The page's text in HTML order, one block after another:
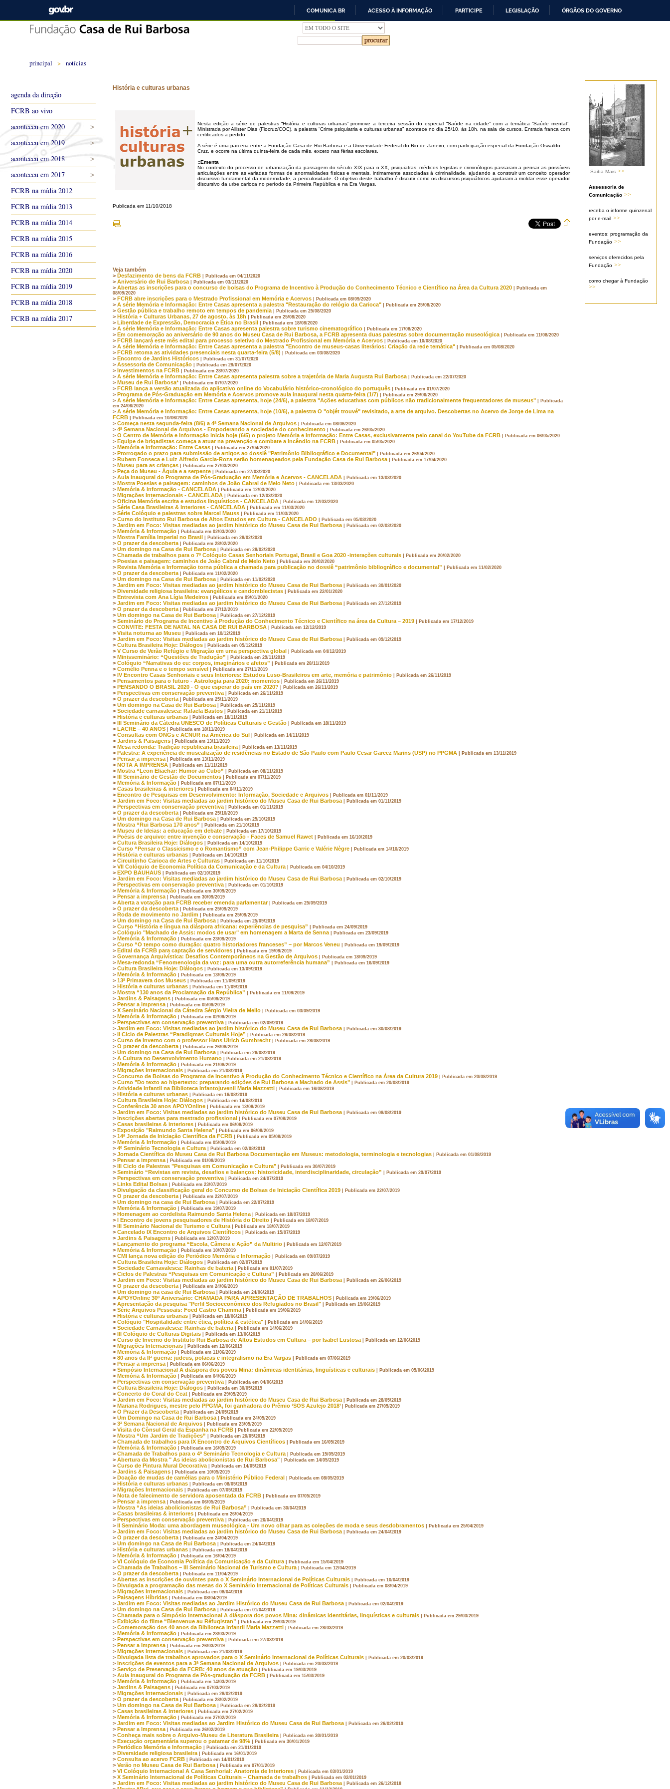
IR
PARA
O
CONTEÚDO
COMUNICA BR ACESSO À INFORMAÇÃO PARTICIPE LEGISLAÇÃO ÓRGÃOS DO GOVERNO
principal > notícias
Saiba Mais >>
Assessoria de
Comunicação >>
receba o informe quinzenal
por e-mail >>
eventos: programação da
Fundação >>
serviços oferecidos pela
Fundação >>
como chegar à Fundação
>>
História e culturas urbanas
Nesta edição a série de palestras “História e culturas urbanas” promove a terceira sessão do especial “Saúde na cidade” com a temática “Saúde mental”.
Ministrada por Allister Dias (Fiocruz/COC), a palestra “Crime psiquiatria e culturas urbanas” acontece no dia 25/10, às 18h, na sala de cursos. Entrada franca com
certificados a pedido.
A série é uma parceria entre a Fundação Casa de Rui Barbosa e a Universidade Federal do Rio de Janeiro, com participação especial da Fundação Oswaldo
Cruz, e ocorre na última quinta-feira de cada mês, exceto nas férias escolares.
::Ementa
No contexto do processo de urbanização da passagem do século XIX para o XX, psiquiatras, médicos legistas e criminólogos passaram a pensar as possíveis
articulações entre as variadas formas de anormalidades físicas e mentais, intimamente associadas à criminalidade, ajudando a construir um conceito operador
discursivo fundamental da modernidade, a periculosidade. O objetivo deste trabalho é discutir como os discursos psiquiátricos ajudaram a moldar esse operador
discursivo da urbe carioca no período da Primeira República e na Era Vargas.
Publicada em 11/10/2018
Veja também
> Desfazimento de bens da FCRB | Publicada em 04/11/2020
> Aniversário de Rui Barbosa | Publicada em 03/11/2020
> Abertas as inscrições para o concurso de bolsas do Programa de Incentivo à Produção do Conhecimento Técnico e Científico na Área da Cultura 2020
| Publicada em
08/09/2020
> FCRB abre inscrições para o Mestrado Profissional em Memória e Acervos | Publicada em 08/09/2020
> A série Memória e Informação: Entre Casas apresenta a palestra "Restauração do relógio da Carioca" | Publicada em 25/08/2020
> Gestão pública e trabalho remoto em tempos de pandemia | Publicada em 25/08/2020
> História + Culturas Urbanas, 27 de agosto, às 18h | Publicada em 25/08/2020
> Liberdade de Expressão, Democracia e Ética no Brasil | Publicada em 18/08/2020
> A série Memória e Informação: Entre Casas apresenta palestra sobre turismo cinematográfico | Publicada em 17/08/2020
> Em comemoração ao aniversário de 90 anos do Museu Casa de Rui Barbosa, a FCRB apresenta duas palestras sobre documentação museológica | Publicada em 11/08/2020
> FCRB lançará este mês edital para processo seletivo do Mestrado Profissional em Memória e Acervos | Publicada em 10/08/2020
> A série Memória e Informação: Entre Casas apresenta a palestra "Encontro de museus-casas literários: Criação da rede temática" | Publicada em 05/08/2020
> FCRB retoma as atividades presenciais nesta quarta-feira (5/8) | Publicada em 03/08/2020
> Encontro de Jardins Históricos | Publicada em 31/07/2020
> Assessoria de Comunicação | Publicada em 29/07/2020
> Investimentos na FCRB | Publicada em 28/07/2020
> A série Memória e Informação: Entre Casas apresenta palestra sobre a trajetória de Maria Augusta Rui Barbosa | Publicada em 22/07/2020
> Museu de Rui Barbosa* | Publicada em 07/07/2020
> FCRB lança a versão atualizada do aplicativo online do Vocabulário histórico-cronológico do português | Publicada em 01/07/2020
> Programa de Pós-Graduação em Memória e Acervos promove aula inaugural nesta quarta-feira (1/7) | Publicada em 29/06/2020
> A série Memória e Informação: Entre Casas apresenta, hoje (24/6), a palestra "Ações educativas com públicos não tradicionalmente frequentadores de museus"
| Publicada
em 24/06/2020
> A série Memória e Informação: Entre Casas apresenta, hoje (10/6), a palestra O "objét trouvé" revisitado, a arte de arquivo. Descobertas no Acervo de Jorge de Lima na
FCRB
| Publicada em 10/06/2020
> Começa nesta segunda-feira (8/6) a 4ª Semana Nacional de Arquivos | Publicada em 08/06/2020
> 4ª Semana Nacional de Arquivos - Empoderando a sociedade do conhecimento | Publicada em 26/05/2020
> O Centro de Memória e Informação inicia hoje (6/5) o projeto Memória e Informação: Entre Casas, exclusivamente pelo canal do YouTube da FCRB | Publicada em 06/05/2020
> Equipe de brigadistas começa a atuar na prevenção e combate a incêndio na FCRB | Publicada em 05/05/2020
> Memória e Informação: Entre Casas | Publicada em 27/04/2020
> Prorrogado o prazo para submissão de artigos ao dossiê "Patrimônio Bibliográfico e Documental" | Publicada em 26/04/2020
> Rubem Fonseca e Luiz Alfredo Garcia-Roza serão homenageados pela Fundação Casa de Rui Barbosa | Publicada em 17/04/2020
> Museu para as crianças | Publicada em 27/03/2020
> Peça do Museu - Águia e a serpente | Publicada em 27/03/2020
> Aula inaugural do Programa de Pós-Graduação em Memória e Acervos - CANCELADA | Publicada em 13/03/2020
> Mostra Poesias e paisagem: caminhos de João Cabral de Melo Neto | Publicada em 13/03/2020
> Memória & informação - CANCELADA | Publicada em 12/03/2020
> Migrações Internacionais - CANCELADA | Publicada em 12/03/2020
> Oficina Memória escrita e estudos linguísticos - CANCELADA | Publicada em 12/03/2020
> Série Casa Brasileiras & Interiores - CANCELADA | Publicada em 11/03/2020
> Série Colóquio e palestras sobre Marcel Mauss | Publicada em 11/03/2020
> Curso do Instituto Rui Barbosa de Altos Estudos em Cultura - CANCELADO | Publicada em 05/03/2020
> Jardim em Foco: Visitas mediadas ao jardim histórico do Museu Casa de Rui Barbosa | Publicada em 02/03/2020
> Memória & Informação | Publicada em 02/03/2020
> Mostra Família Imperial no Brasil | Publicada em 28/02/2020
> O prazer da descoberta | Publicada em 28/02/2020
> Um domingo na Casa de Rui Barbosa | Publicada em 28/02/2020
> Chamada de trabalhos para o 7º Colóquio Casas Senhoriais Portugal, Brasil e Goa 2020 -interações culturais | Publicada em 20/02/2020
> Poesias e paisagem: caminhos de João Cabral de Melo Neto | Publicada em 20/02/2020
> Revista Memória e Informação torna pública a chamada para publicação no dossiê “patrimônio bibliográfico e documental” | Publicada em 11/02/2020
> O prazer da descoberta | Publicada em 11/02/2020
> Um domingo na Casa de Rui Barbosa | Publicada em 11/02/2020
> Jardim em Foco: Visitas mediadas ao jardim histórico do Museu Casa de Rui Barbosa | Publicada em 30/01/2020
> Diversidade religiosa brasileira: evangélicos e candomblecistas | Publicada em 22/01/2020
> Entrevista com Ana Lígia Medeiros | Publicada em 09/01/2020
> Jardim em Foco: Visitas mediadas ao jardim histórico do Museu Casa de Rui Barbosa | Publicada em 27/12/2019
> O prazer da descoberta | Publicada em 27/12/2019
> Um domingo na Casa de Rui Barbosa | Publicada em 27/12/2019
> Seminário do Programa de Incentivo à Produção do Conhecimento Técnico e Científico na área da Cultura – 2019 | Publicada em 17/12/2019
> CONVITE: FESTA DE NATAL NA CASA DE RUI BARBOSA | Publicada em 12/12/2019
> Visita noturna ao Museu | Publicada em 10/12/2019
> Jardim em Foco: Visitas mediadas ao jardim histórico do Museu Casa de Rui Barbosa | Publicada em 09/12/2019
> Cultura Brasileira Hoje: Diálogos | Publicada em 05/12/2019
> V Curso de Verão Refúgio e Migração em uma perspectiva global | Publicada em 04/12/2019
> Minisseminário: “Questões de Tradução” | Publicada em 29/11/2019
> Colóquio “Narrativas do eu: corpos, imaginários e afetos” | Publicada em 28/11/2019
> Cornélio Penna e o tempo sensível | Publicada em 27/11/2019
> IV Encontro Casas Senhoriais e seus Interiores: Estudos Luso-Brasileiros em arte, memória e patrimônio | Publicada em 26/11/2019
> Pensamentos para o futuro - Astrologia para 2020: momentos | Publicada em 26/11/2019
> PENSANDO O BRASIL 2020 - O que esperar do país em 2020? | Publicada em 26/11/2019
> Perspectivas em conservação preventiva | Publicada em 26/11/2019
> O prazer da descoberta | Publicada em 25/11/2019
> Um domingo na Casa de Rui Barbosa | Publicada em 25/11/2019
> Sociedade carnavalesca: Rafaela Bastos | Publicada em 21/11/2019
> História e culturas urbanas | Publicada em 18/11/2019
> III Seminário da Cátedra UNESCO de Políticas Culturais e Gestão | Publicada em 18/11/2019
> LACRE – 40 ANOS | Publicada em 18/11/2019
> Consultas com ONGs e ACNUR na América do Sul | Publicada em 14/11/2019
> Jardins & Paisagens | Publicada em 13/11/2019
> Mesa redonda: Tradição republicana brasileira | Publicada em 13/11/2019
> Palestra: A experiência de musealização de residências no Estado de São Paulo com Paulo Cesar Garcez Marins (USP) no PPGMA | Publicada em 13/11/2019
> Pensar a imprensa | Publicada em 13/11/2019
> NOTA À IMPRENSA | Publicada em 11/11/2019
> Mostra “Leon Eliachar: Humor ao Cubo” | Publicada em 08/11/2019
> III Seminário de Gestão de Documentos | Publicada em 07/11/2019
> Memória & Informação | Publicada em 07/11/2019
> Casas brasileiras & interiores | Publicada em 04/11/2019
> Encontro de Pesquisas em Desenvolvimento: Informação, Sociedade e Arquivos | Publicada em 01/11/2019
> Jardim em Foco: Visitas mediadas ao jardim histórico do Museu Casa de Rui Barbosa | Publicada em 01/11/2019
> Perspectivas em conservação preventiva | Publicada em 01/11/2019
> O prazer da descoberta | Publicada em 25/10/2019
> Um domingo na Casa de Rui Barbosa | Publicada em 25/10/2019
> Mostra “Rui Barbosa 170 anos” | Publicada em 21/10/2019
> Museu de Ideias: a educação em debate | Publicada em 17/10/2019
> Poésis de arquivo: entre invenção e conservação - Faces de Samuel Rawet | Publicada em 16/10/2019
> Cultura Brasileira Hoje: Diálogos | Publicada em 14/10/2019
> Curso “Pensar o Classicismo e o Romantismo” com Jean-Philippe Garric e Valérie Nègre | Publicada em 14/10/2019
> História e culturas urbanas | Publicada em 14/10/2019
> Circuitinho Carioca de Artes e Culturas | Publicada em 11/10/2019
> VII Colóquio de Economia Política da Comunicação e da Cultura | Publicada em 04/10/2019
> EXPO BAUHAUS | Publicada em 02/10/2019
> Jardim em Foco: Visitas mediadas ao jardim histórico do Museu Casa de Rui Barbosa | Publicada em 02/10/2019
> Perspectivas em conservação preventiva | Publicada em 01/10/2019
> Memória & Informação | Publicada em 30/09/2019
> Pensar a imprensa | Publicada em 30/09/2019
> Aberta a votação para FCRB receber emenda parlamentar | Publicada em 25/09/2019
> O prazer da descoberta | Publicada em 25/09/2019
> Roda de movimento no Jardim | Publicada em 25/09/2019
> Um domingo na Casa de Rui Barbosa | Publicada em 25/09/2019
> Curso “História e língua na diáspora africana: experiências de pesquisa” | Publicada em 24/09/2019
> Colóquio "Machado de Assis: modos de usar" em homenagem a Marta de Senna | Publicada em 23/09/2019
> Memória & Informação | Publicada em 23/09/2019
> Curso “O tempo como duração: quatro historiadores franceses” – por Marcos Veneu | Publicada em 19/09/2019
> Edital da FCRB para captação de servidores | Publicada em 19/09/2019
> Governança Arquivística: Desafios Contemporâneos na Gestão de Arquivos | Publicada em 18/09/2019
> Mesa-redonda “Fenomenologia da voz: para uma outra autorreferência humana” | Publicada em 16/09/2019
> Cultura Brasileira Hoje: Diálogos | Publicada em 13/09/2019
> Memória & Informação | Publicada em 13/09/2019
> 13ª Primavera dos Museus | Publicada em 11/09/2019
> História e culturas urbanas | Publicada em 11/09/2019
> Mostra “130 anos da Proclamação da República” | Publicada em 11/09/2019
> Jardins & Paisagens | Publicada em 05/09/2019
> Pensar a imprensa | Publicada em 05/09/2019
> X Seminário Nacional da Cátedra Sérgio Vieira de Mello | Publicada em 03/09/2019
> Memória & Informação | Publicada em 02/09/2019
> Perspectivas em conservação preventiva | Publicada em 02/09/2019
> Jardim em Foco: Visitas mediadas ao jardim histórico do Museu Casa de Rui Barbosa | Publicada em 30/08/2019
> II Ciclo de Palestras “Paradigmas Culturais Hoje” | Publicada em 29/08/2019
> Curso de Inverno com o professor Hans Ulrich Gumbrecht | Publicada em 28/08/2019
> O prazer da descoberta | Publicada em 26/08/2019
> Um domingo na Casa de Rui Barbosa | Publicada em 26/08/2019
> A Cultura no Desenvolvimento Humano | Publicada em 21/08/2019
> Memória & Informação | Publicada em 21/08/2019
> Migrações Internacionais | Publicada em 21/08/2019
> Concurso de Bolsas do Programa de Incentivo à Produção do Conhecimento Técnico e Científico na Área da Cultura 2019 | Publicada em 20/08/2019
> Curso "Do texto ao hipertexto: preparando edições de Rui Barbosa e Machado de Assis" | Publicada em 20/08/2019
> Atividade Infantil na Biblioteca Infantojuvenil Maria Mazzetti | Publicada em 16/08/2019
> História e culturas urbanas | Publicada em 16/08/2019
> Cultura Brasileira Hoje: Diálogos | Publicada em 14/08/2019
> Conferência 30 anos APOYOnline | Publicada em 13/08/2019
> Jardim em Foco: Visitas mediadas ao jardim histórico do Museu Casa de Rui Barbosa | Publicada em 08/08/2019
> Inscrições abertas para mestrado profissional | Publicada em 07/08/2019
> Casas brasileiras & interiores | Publicada em 06/08/2019
> Exposição "Raimundo Santa Helena" | Publicada em 06/08/2019
> 14ª Jornada de Iniciação Científica da FCRB | Publicada em 05/08/2019
> Memória & Informação | Publicada em 05/08/2019
> 4º Seminário Tecnologia e Cultura | Publicada em 02/08/2019
> Jornada Científica do Museu Casa de Rui Barbosa Documentação em Museus: metodologia, terminologia e tecnologias | Publicada em 01/08/2019
> Pensar a imprensa | Publicada em 01/08/2019
> III Ciclo de Palestras "Pesquisas em Comunicação e Cultura" | Publicada em 30/07/2019
> Seminário “Revistas em revista, desafios e balanços: historicidade, interdisciplinaridade, circulação” | Publicada em 29/07/2019
> Perspectivas em conservação preventiva | Publicada em 24/07/2019
> Links Edital Bolsas | Publicada em 23/07/2019
> Divulgação da classificação geral do Concurso de Bolsas de Iniciação Científica 2019 | Publicada em 22/07/2019
> O prazer da descoberta | Publicada em 22/07/2019
> Um domingo na casa de Rui Barbosa | Publicada em 22/07/2019
> Memória & Informação | Publicada em 19/07/2019
> Homenagem ao cordelista Raimundo Santa Helena | Publicada em 18/07/2019
> I Encontro de jovens pesquisadores de História do Direito | Publicada em 18/07/2019
> III Seminário Nacional de Turismo e Cultura | Publicada em 18/07/2019
> Cancelado IX Encontro de Arquivos Científicos | Publicada em 15/07/2019
> Jardins & Paisagens | Publicada em 12/07/2019
> Lançamento do programa “Escola, Câmera e Ação” da Multirio | Publicada em 12/07/2019
> Memória & Informação | Publicada em 10/07/2019
> CMI lança nova edição do Periódico Memória e Informação | Publicada em 09/07/2019
> Cultura Brasileira Hoje: Diálogos | Publicada em 02/07/2019
> Sociedade Carnavalesca: Rainhas de bateria | Publicada em 01/07/2019
> Ciclos de Palestras “Pesquisas em Comunicação e Cultura” | Publicada em 28/06/2019
> Jardim em Foco: Visitas mediadas ao jardim histórico do Museu Casa de Rui Barbosa | Publicada em 26/06/2019
> O prazer da descoberta | Publicada em 24/06/2019
> Um domingo na casa de Rui Barbosa | Publicada em 24/06/2019
> APOYOnline 30º Aniversário: CHAMADA PARA APRESENTAÇÃO DE TRABALHOS | Publicada em 19/06/2019
> Apresentação da pesquisa "Perfil Socioeconômico dos Refugiados no Brasil" | Publicada em 19/06/2019
> Série Arquivos Pessoais: Foed Castro Chamma | Publicada em 19/06/2019
> História e culturas urbanas | Publicada em 18/06/2019
> Colóquio "Hospitalidade entre ética, política & estética" | Publicada em 14/06/2019
> Sociedade Carnavalesca: Rainhas de bateria | Publicada em 14/06/2019
> III Colóquio de Culturas Digitais | Publicada em 13/06/2019
> Curso de Inverno do Instituto Rui Barbosa de Altos Estudos em Cultura – por Isabel Lustosa | Publicada em 12/06/2019
> Migrações Internacionais | Publicada em 12/06/2019
> Memória & Informação | Publicada em 11/06/2019
> 80 anos da IIª guerra: judeus, polacas e integralismo na Era Vargas | Publicada em 07/06/2019
> Pensar a imprensa | Publicada em 06/06/2019
> Simpósio Internacional A diáspora dos povos Mina: dinâmicas identitárias, linguísticas e culturais | Publicada em 05/06/2019
> Memória & Informação | Publicada em 04/06/2019
> Perspectivas em conservação preventiva | Publicada em 04/06/2019
> Cultura Brasileira Hoje: Diálogos | Publicada em 30/05/2019
> Concerto do Coral do Ceat | Publicada em 29/05/2019
> Jardim em Foco: Visitas mediadas ao jardim histórico do Museu Casa de Rui Barbosa | Publicada em 28/05/2019
> Mariana Rodrigues, mestre pelo PPGMA, foi ganhadora do Prêmio ‘SOS Azulejo 2018’ | Publicada em 27/05/2019
> O Prazer da Descoberta | Publicada em 24/05/2019
> Um Domingo na Casa de Rui Barbosa | Publicada em 24/05/2019
> 3ª Semana Nacional de Arquivos | Publicada em 23/05/2019
> Visita do Cônsul Geral da Espanha na FCRB | Publicada em 22/05/2019
> Mostra “Um Jardim de Tradições” | Publicada em 20/05/2019
> Chamada de trabalhos para IX Encontro de Arquivos Científicos | Publicada em 16/05/2019
> Memória & Informação | Publicada em 16/05/2019
> Chamada de Trabalhos para o 4º Seminário Tecnologia e Cultura | Publicada em 15/05/2019
> Abertura da Mostra " As ideias abolicionistas de Rui Barbosa" | Publicada em 14/05/2019
> Curso de Pintura Mural Decorativa | Publicada em 14/05/2019
> Jardins & Paisagens | Publicada em 10/05/2019
> Doação de mudas de camélias para o Ministério Público Federal | Publicada em 08/05/2019
> História e culturas urbanas | Publicada em 08/05/2019
> Migrações Internacionais | Publicada em 07/05/2019
> Nota de falecimento de servidora aposentada da FCRB | Publicada em 07/05/2019
> Pensar a imprensa | Publicada em 06/05/2019
> Mostra “As ideias abolicionistas de Rui Barbosa” | Publicada em 30/04/2019
> Casas brasileiras & interiores | Publicada em 26/04/2019
> Perspectivas em conservação preventiva | Publicada em 26/04/2019
> II Seminário Moda: uma abordagem museológica - Um novo olhar para as coleções de moda e seus desdobramentos | Publicada em 25/04/2019
> Jardim em Foco: Visitas mediadas ao jardim histórico do Museu Casa de Rui Barbosa | Publicada em 24/04/2019
> O prazer da descoberta | Publicada em 24/04/2019
> Um domingo na Casa de Rui Barbosa | Publicada em 24/04/2019
> História e culturas urbanas | Publicada em 18/04/2019
> Memória & Informação | Publicada em 16/04/2019
> VI Colóquio de Economia Política da Comunicação e da Cultura | Publicada em 15/04/2019
> Chamada de Trabalhos – III Seminário Nacional de Turismo e Cultura | Publicada em 12/04/2019
> O prazer da descoberta | Publicada em 11/04/2019
> Abertas as inscrições de ouvintes para o X Seminário Internacional de Políticas Culturais | Publicada em 10/04/2019
> Divulgada a programação das mesas do X Seminário Internacional de Políticas Culturais | Publicada em 08/04/2019
> Migrações Internacionais | Publicada em 08/04/2019
> Paisagens Híbridas | Publicada em 08/04/2019
> Jardim em Foco: Visitas mediadas ao Jardim Histórico do Museu Casa de Rui Barbosa | Publicada em 02/04/2019
> Um domingo na Casa de Rui Barbosa | Publicada em 01/04/2019
> Chamada para o Simpósio Internacional A diáspora dos povos Mina: dinâmicas identitárias, linguísticas e culturais | Publicada em 29/03/2019
> Exibição do filme “Bienvenue au Réfugistan” | Publicada em 29/03/2019
> Comemoração dos 40 anos da Biblioteca Infantil Maria Mazzetti | Publicada em 28/03/2019
> Memória & Informação | Publicada em 28/03/2019
> Perspectivas em conservação preventiva | Publicada em 27/03/2019
> Pensar a Imprensa | Publicada em 26/03/2019
> Migrações internacionais | Publicada em 21/03/2019
> Divulgada lista de trabalhos aprovados para o X Seminário Internacional de Políticas Culturais | Publicada em 20/03/2019
> Inscrições de eventos para a 3ª Semana Nacional de Arquivos | Publicada em 20/03/2019
> Serviço de Preservação da FCRB: 40 anos de atuação | Publicada em 19/03/2019
> Aula inaugural do Programa de Pós-graduação da FCRB | Publicada em 15/03/2019
> Memória & Informação | Publicada em 14/03/2019
> Jardins & Paisagens | Publicada em 07/03/2019
> Migrações Internacionais | Publicada em 28/02/2019
> O prazer da descoberta | Publicada em 28/02/2019
> Um domingo na Casa de Rui Barbosa | Publicada em 28/02/2019
> Casas brasileiras & interiores | Publicada em 27/02/2019
> Memória & Informação | Publicada em 27/02/2019
> Jardim em Foco: Visitas mediadas ao Jardim Histórico do Museu Casa de Rui Barbosa | Publicada em 26/02/2019
> Pensar a Imprensa | Publicada em 26/02/2019
> Conheça mais sobre o Arquivo-Museu de Literatura Brasileira | Publicada em 30/01/2019
> Execução orçamentária superou o patamar de 98% | Publicada em 30/01/2019
> Periódico Memória e Informação | Publicada em 21/01/2019
> Diversidade religiosa brasileira | Publicada em 16/01/2019
> Consulta ao acervo FCRB | Publicada em 14/01/2019
> Verão no Museu Casa de Rui Barbosa | Publicada em 07/01/2019
> VI Colóquio Internacional A Casa Senhorial: Anatomia de Interiores | Publicada em 03/01/2019
> X Seminário Internacional de Políticas Culturais – Chamada de trabalhos | Publicada em 02/01/2019
> Jardim em Foco: Visitas mediadas ao jardim histórico do Museu Casa de Rui Barbosa | Publicada em 26/12/2018
agenda da direção
FCRB ao vivo
aconteceu em 2020
aconteceu em 2019
aconteceu em 2018
aconteceu em 2017
FCRB na mídia 2012
FCRB na mídia 2013
FCRB na mídia 2014
FCRB na mídia 2015
FCRB na mídia 2016
FCRB na mídia 2020
FCRB na mídia 2019
FCRB na mídia 2018
FCRB na mídia 2017